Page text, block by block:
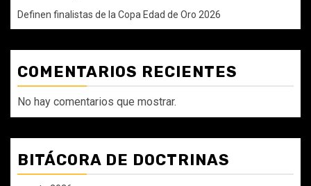
Definen finalistas de la Copa Edad de Oro 2026
COMENTARIOS RECIENTES
No hay comentarios que mostrar.
BITÁCORA DE DOCTRINAS